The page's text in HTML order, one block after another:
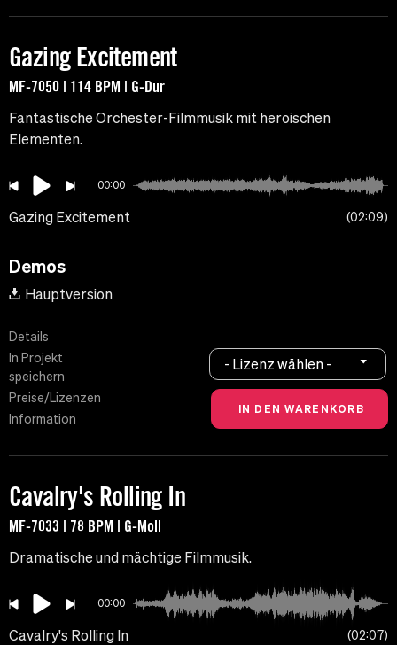
Gazing Excitement
MF-7050 | 114 BPM | G-Dur
Fantastische Orchester-Filmmusik mit heroischen
Elementen.
00:00
Gazing Excitement 02:09
Demos
Hauptversion
Details
In Projekt
speichern
Preise/Lizenzen
Information
- Lizenz wählen -
Cavalry's Rolling In
MF-7033 | 78 BPM | G-Moll
Dramatische und mächtige Filmmusik.
00:00
Cavalry's Rolling In 02:07